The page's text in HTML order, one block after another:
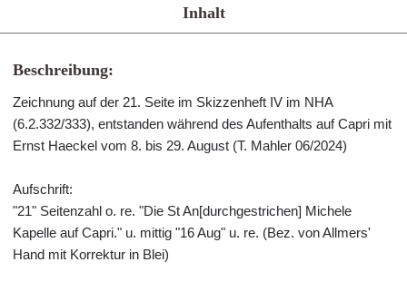
Inhalt
Beschreibung:
Zeichnung auf der 21. Seite im Skizzenheft IV im NHA
(6.2.332/333), entstanden während des Aufenthalts auf Capri mit
Ernst Haeckel vom 8. bis 29. August (T. Mahler 06/2024)
Aufschrift:
"21" Seitenzahl o. re. "Die St An[durchgestrichen] Michele
Kapelle auf Capri." u. mittig "16 Aug" u. re. (Bez. von Allmers'
Hand mit Korrektur in Blei)